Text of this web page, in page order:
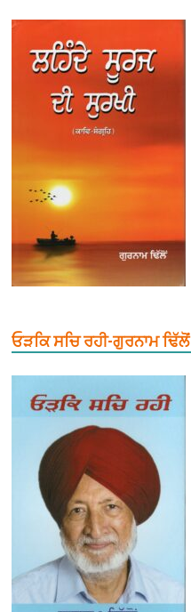
ਓੜਕਿ ਸਚਿ ਰਹੀ-ਗੁਰਨਾਮ ਢਿੱਲੋਂ